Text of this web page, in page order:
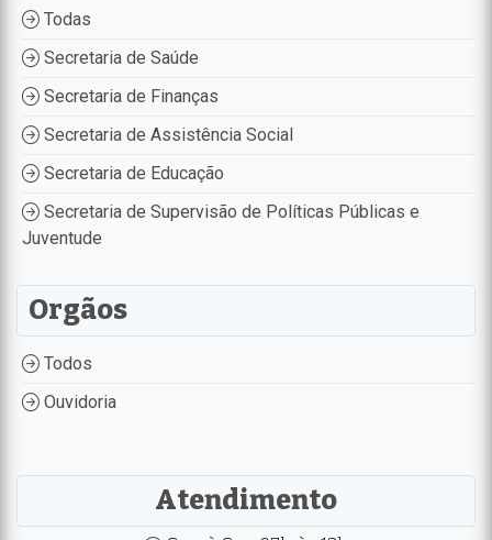
Todas
Secretaria de Saúde
Secretaria de Finanças
Secretaria de Assistência Social
Secretaria de Educação
Secretaria de Supervisão de Políticas Públicas e
Juventude
Orgãos
Todos
Ouvidoria
Atendimento